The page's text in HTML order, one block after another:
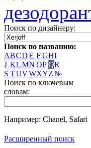
Поиск по дизайнеру:
Поиск по названию:
ABCDE FGHI
J KLMN OPQR
S TUVWXYZ№
Поиск по ключевым
словам:
Например: Chanel, Safari
Расширенный поиск